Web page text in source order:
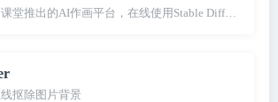
堂推出的AI作画平台，在线使用Stable Diffusion出图
抠除图片背景